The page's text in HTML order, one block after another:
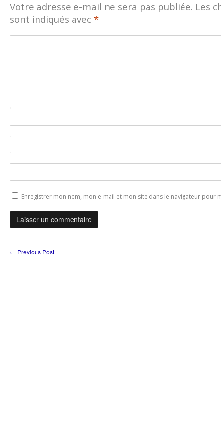
Votre adresse e-mail ne sera pas publiée. Les
sont indiqués avec *
Enregistrer mon nom, mon e-mail et mon site dans le navigateur pour
← Previous Post